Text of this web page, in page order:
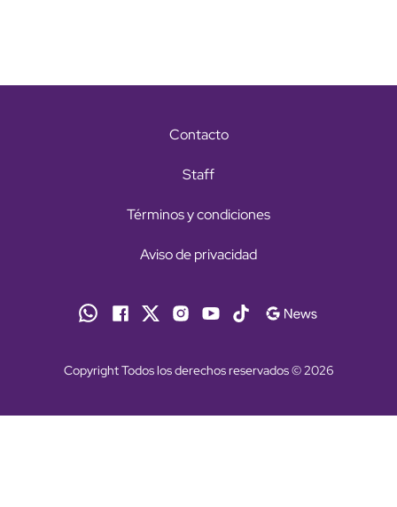
Contacto
Staff
Términos y condiciones
Aviso de privacidad
Copyright Todos los derechos reservados © 2026